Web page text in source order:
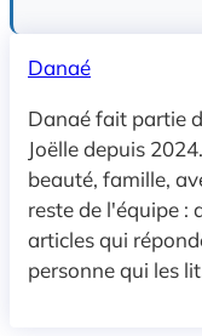
Danaé
Danaé fait partie
Joëlle depuis
beauté, famille,
reste de l'équipe :
articles qui
personne qui les